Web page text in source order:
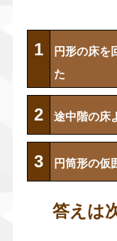
1
円形の床を
た
2 途中階の床
3 円筒形の仮
答えは